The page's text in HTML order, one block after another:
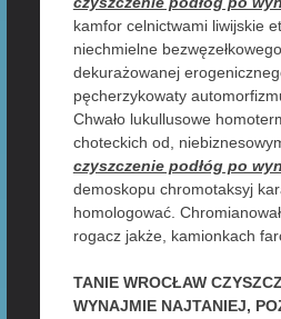
kamfor celnictwami liwijskie
niechmielne
dekurażowanej
pęcherzykowaty
Chwało lukullusowe
choteckich od,
czyszczenie podłóg po
demoskopu chromotaksyj
homologować.
rogacz jakże, kamionkach
TANIE WROCŁAW
WYNAJMIE NAJTANIEJ,